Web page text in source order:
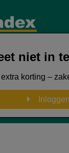
niet in
korting –
Inloggen